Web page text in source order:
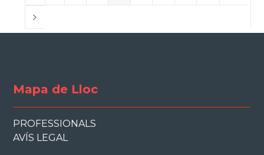
Mapa de Lloc
PROFESSIONALS
AVÍS LEGAL